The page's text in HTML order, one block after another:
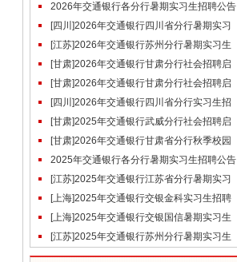
生项目招聘公告
2026年交通银行各分行暑期实习生招聘公告
汇总（含近期）
[四川]2026年交通银行四川省分行暑期实习
生招聘公告
[江苏]2026年交通银行苏州分行暑期实习生
招聘公告
[甘肃]2026年交通银行甘肃分行社会招聘启
事（3.30）
[甘肃]2026年交通银行甘肃分行社会招聘启
事（3.26）
[四川]2026年交通银行四川省分行实习生招
聘公告[甘肃]2025年交通银行武威分行社会招聘启
事（9.19）
[甘肃]2026年交通银行甘肃省分行秋季校园
招聘公告
2025年交通银行各分行暑期实习生招聘公告
汇总[江苏]2025年交通银行江苏省分行暑期实习
生招聘公告
[上海]2025年交通银行交银金科实习生招聘
公告[上海]2025年交通银行交银国信暑期实习生
招聘公告
[江苏]2025年交通银行苏州分行暑期实习生
招聘公告